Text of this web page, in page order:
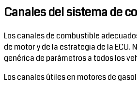
Canales del sistema de
Los canales de combustible
de motor y de la estrategia de la ECU.
genérica de parámetros a todos los
Los canales útiles en motores de